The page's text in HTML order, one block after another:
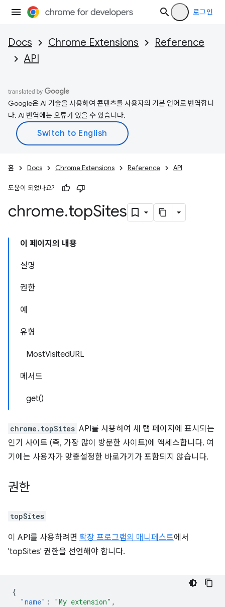
로그인
Docs Chrome Extensions
Reference
API
Google은 AI 기술을 사용하여 콘텐츠를 사용자의 기본 언어로 번역합니
다. AI 번역에는 오류가 있을 수 있습니다.
홈 Docs Chrome Extensions Reference API
도움이 되었나요?
chrome.topSites
이 페이지의 내용
설명
권한
예
유형
MostVisitedURL
메서드
get()
chrome.topSites API를 사용하여 새 탭 페이지에 표시되는
인기 사이트 (즉, 가장 많이 방문한 사이트)에 액세스합니다. 여
기에는 사용자가 맞춤설정한 바로가기가 포함되지 않습니다.
권한
topSites
이 API를 사용하려면 확장 프로그램의 매니페스트에서
'topSites' 권한을 선언해야 합니다.
{
"name" : "My extension" ,